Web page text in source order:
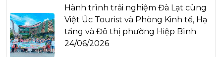
Hành trình trải nghiệm Đà Lạt cùng
Việt Úc Tourist và Phòng Kinh tế, Hạ
tầng và Đô thị phường Hiệp Bình
24/06/2026